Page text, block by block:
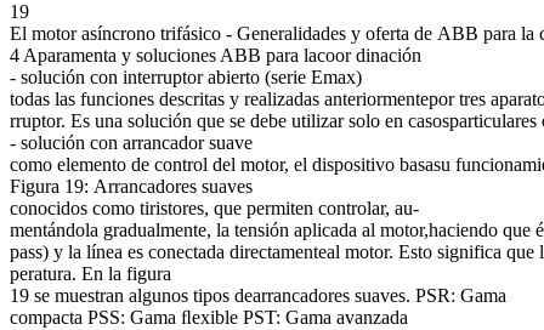
19
El motor asíncrono trifásico - Generalidades y oferta de ABB para la
4 Aparamenta y soluciones ABB para lacoor dinación
- solución con interruptor abierto (serie Emax)
todas las funciones descritas y realizadas anteriormentepor tres
rruptor. Es una solución que se debe utilizar solo en
- solución con arrancador suave
como elemento de control del motor, el dispositivo basasu
Figura 19: Arrancadores suaves
conocidos como tiristores, que permiten controlar, au-
mentándola gradualmente, la tensión aplicada al motor,haciendo
pass) y la línea es conectada directamenteal motor. Esto significa
peratura. En la figura
19 se muestran algunos tipos dearrancadores suaves. PSR: Gama
compacta PSS: Gama ﬂexible PST: Gama avanzada